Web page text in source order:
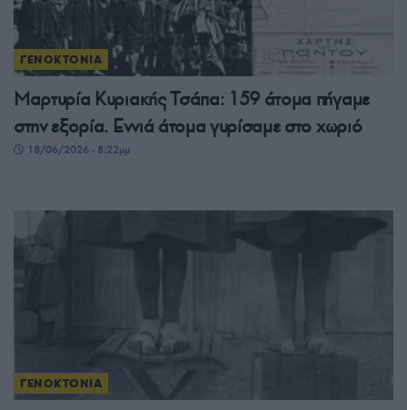
ΓΕΝΟΚΤΟΝΙΑ
Μαρτυρία Κυριακής Τσάπα: 159 άτομα πήγαμε
στην εξορία. Εννιά άτομα γυρίσαμε στο χωριό
18/06/2026 - 8:22μμ
ΓΕΝΟΚΤΟΝΙΑ